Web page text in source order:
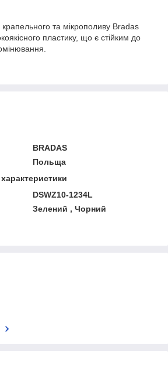
та мікрополиву Bradas
пластику, що є стійким до
BRADAS
Польща
DSWZ10-1234L
Зелений , Чорний